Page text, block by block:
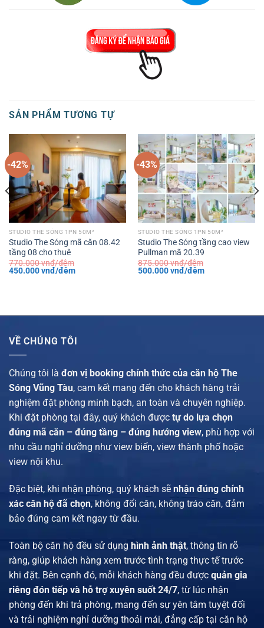
SẢN PHẨM TƯƠNG TỰ
-42%
STUDIO THE SÓNG 1PN 50M²
Studio The Sóng mã căn 08.42
tầng 08 cho thuê
770.000vnđ/đêm
Giá
450.000vnđ/đêmGiá
-43%
STUDIO THE SÓNG 1PN 50M²
Studio The Sóng tầng cao view
Pullman mã 20.39
875.000vnđ/đêm
Giá
500.000vnđ/đêmGiá
VỀ CHÚNG TÔI
Chúng tôi là đơn vị booking chính thức của căn hộ The
Sóng Vũng Tàu, cam kết mang đến cho khách hàng trải
nghiệm đặt phòng minh bạch, an toàn và chuyên nghiệp.
Khi đặt phòng tại đây, quý khách được tự do lựa chọn
đúng mã căn – đúng tầng – đúng hướng view, phù hợp với
nhu cầu nghỉ dưỡng như view biển, view thành phố hoặc
view nội khu.
Đặc biệt, khi nhận phòng, quý khách sẽ nhận đúng chính
xác căn hộ đã chọn, không đổi căn, không tráo căn, đảm
bảo đúng cam kết ngay từ đầu.
Toàn bộ căn hộ đều sử dụng hình ảnh thật, thông tin rõ
ràng, giúp khách hàng xem trước tình trạng thực tế trước
khi đặt. Bên cạnh đó, mỗi khách hàng đều được quản gia
riêng đón tiếp và hỗ trợ xuyên suốt 24/7, từ lúc nhận
phòng đến khi trả phòng, mang đến sự yên tâm tuyệt đối
và trải nghiệm nghỉ dưỡng thoải mái, đẳng cấp tại căn hộ